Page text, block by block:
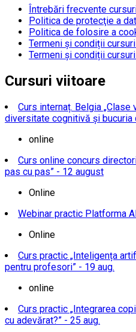
Întrebări frecvente
Politica de protecţie a
Politica de folosire a
Termeni și condiții
Termeni și condiții
Cursuri viitoare
Curs internaț. Belgia
diversitate cognitivă și bucuria
online
Curs online concurs
pas cu pas” - 12 august
Online
Webinar practic Platforma
Online
Curs practic „Inteligența
pentru profesori” - 19 aug.
online
Curs practic „Integrarea
cu adevărat?” - 25 aug.